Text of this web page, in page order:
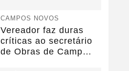
CAMPOS NOVOS
Vereador faz duras
críticas ao secretário
de Obras de Campos